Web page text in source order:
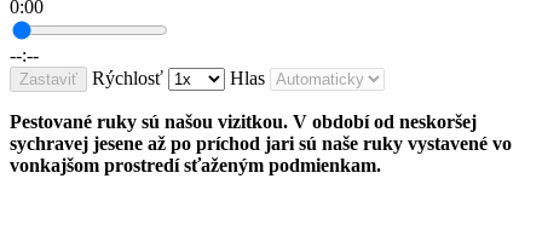
0:00
--:--
Zastaviť Rýchlosť Hlas
Pestované ruky sú našou vizitkou. V období od neskoršej
sychravej jesene až po príchod jari sú naše ruky vystavené vo
vonkajšom prostredí sťaženým podmienkam.